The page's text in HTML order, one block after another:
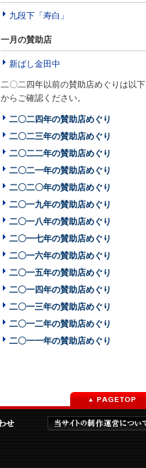
九段下「寿白」
一月の賛助店
新ばし金田中
二〇二四年以前の賛助店めぐりは以下
からご確認ください。
二〇二四年の賛助店めぐり
二〇二三年の賛助店めぐり
二〇二二年の賛助店めぐり
二〇二一年の賛助店めぐり
二〇二〇年の賛助店めぐり
二〇一九年の賛助店めぐり
二〇一八年の賛助店めぐり
二〇一七年の賛助店めぐり
二〇一六年の賛助店めぐり
二〇一五年の賛助店めぐり
二〇一四年の賛助店めぐり
二〇一三年の賛助店めぐり
二〇一二年の賛助店めぐり
二〇一一年の賛助店めぐり